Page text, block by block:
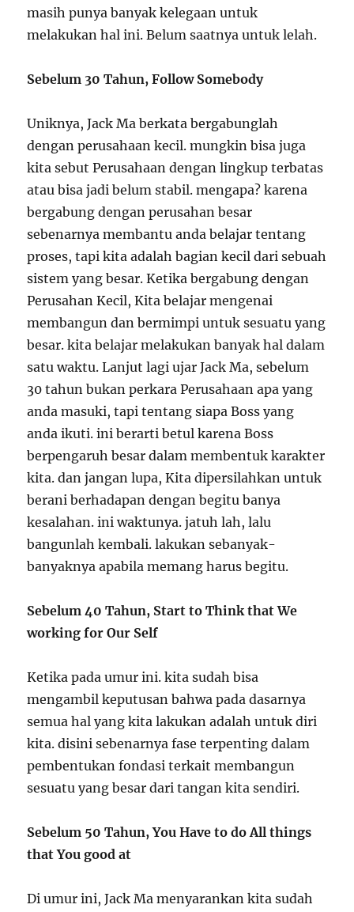
masih punya banyak kelegaan untuk
melakukan hal ini. Belum saatnya untuk lelah.
Sebelum 30 Tahun, Follow Somebody
Uniknya, Jack Ma berkata bergabunglah
dengan perusahaan kecil. mungkin bisa juga
kita sebut Perusahaan dengan lingkup terbatas
atau bisa jadi belum stabil. mengapa? karena
bergabung dengan perusahan besar
sebenarnya membantu anda belajar tentang
proses, tapi kita adalah bagian kecil dari sebuah
sistem yang besar. Ketika bergabung dengan
Perusahan Kecil, Kita belajar mengenai
membangun dan bermimpi untuk sesuatu yang
besar. kita belajar melakukan banyak hal dalam
satu waktu. Lanjut lagi ujar Jack Ma, sebelum
30 tahun bukan perkara Perusahaan apa yang
anda masuki, tapi tentang siapa Boss yang
anda ikuti. ini berarti betul karena Boss
berpengaruh besar dalam membentuk karakter
kita. dan jangan lupa, Kita dipersilahkan untuk
berani berhadapan dengan begitu banya
kesalahan. ini waktunya. jatuh lah, lalu
bangunlah kembali. lakukan sebanyak-
banyaknya apabila memang harus begitu.
Sebelum 40 Tahun, Start to Think that We
working for Our Self
Ketika pada umur ini. kita sudah bisa
mengambil keputusan bahwa pada dasarnya
semua hal yang kita lakukan adalah untuk diri
kita. disini sebenarnya fase terpenting dalam
pembentukan fondasi terkait membangun
sesuatu yang besar dari tangan kita sendiri.
Sebelum 50 Tahun, You Have to do All things
that You good at
Di umur ini, Jack Ma menyarankan kita sudah